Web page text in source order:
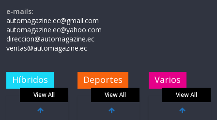
e-mails:
automagazine.ec@gmail.com
automagazine.ec@yahoo.com
direccion@automagazine.ec
ventas@automagazine.ec
Híbridos
View All
Deportes
View All
Varios
View All